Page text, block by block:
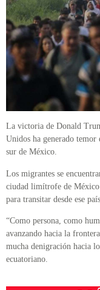
La victoria de Donald
Unidos ha generado temor
sur de México.
Los migrantes se
ciudad limítrofe de México
para transitar desde ese
“Como persona, como
avanzando hacia la
mucha denigración hacia
ecuatoriano.